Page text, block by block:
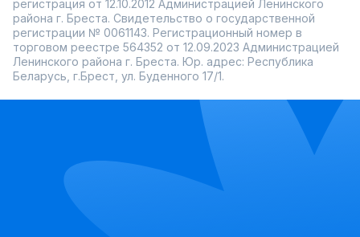
регистрация от 12.10.2012 Администрацией Ленинского
района г. Бреста. Свидетельство о государственной
регистрации № 0061143. Регистрационный номер в
торговом реестре 564352 от 12.09.2023 Администрацией
Ленинского района г. Бреста. Юр. адрес: Республика
Беларусь, г.Брест, ул. Буденного 17/1.